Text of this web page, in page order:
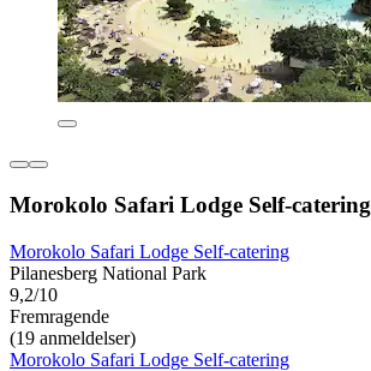
Morokolo Safari Lodge Self-catering
Morokolo Safari Lodge Self-catering
Pilanesberg National Park
9,2/10
Fremragende
(19 anmeldelser)
Morokolo Safari Lodge Self-catering